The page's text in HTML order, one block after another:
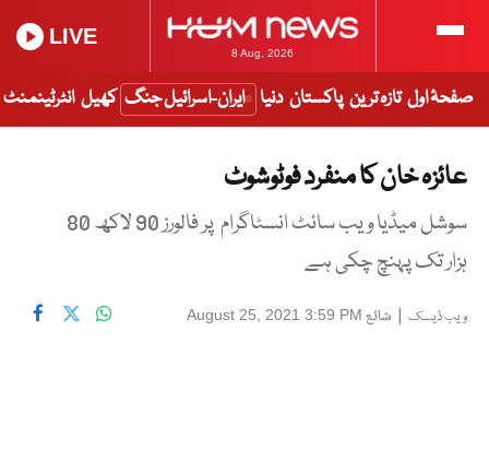
8 Aug, 2026
LIVE
صفحۂ اول تازہ ترین پاکستان دنیا ایران-اسرائیل جنگ کھیل انٹرٹینمنٹ
عائزہ خان کا منفرد فوٹوشوٹ
سوشل میڈیا ویب سائٹ انسٹاگرام پر فالورز 90 لاکھ 80
ہزار تک پہنچ چکی ہے
ویب ڈیسک | شائع August 25, 2021 3:59 PM